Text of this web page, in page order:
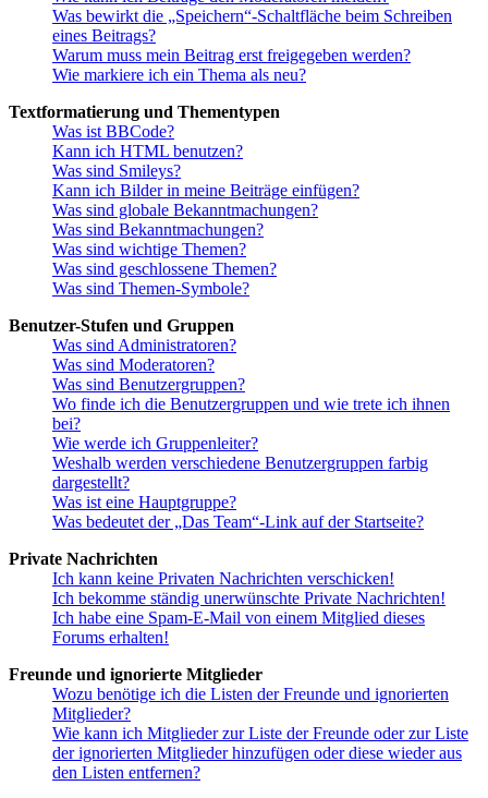
Was bewirkt die „Speichern“-Schaltfläche beim Schreiben
eines Beitrags?
Warum muss mein Beitrag erst freigegeben werden?
Wie markiere ich ein Thema als neu?
Textformatierung und Thementypen
Was ist BBCode?
Kann ich HTML benutzen?
Was sind Smileys?
Kann ich Bilder in meine Beiträge einfügen?
Was sind globale Bekanntmachungen?
Was sind Bekanntmachungen?
Was sind wichtige Themen?
Was sind geschlossene Themen?
Was sind Themen-Symbole?
Benutzer-Stufen und Gruppen
Was sind Administratoren?
Was sind Moderatoren?
Was sind Benutzergruppen?
Wo finde ich die Benutzergruppen und wie trete ich ihnen
bei?
Wie werde ich Gruppenleiter?
Weshalb werden verschiedene Benutzergruppen farbig
dargestellt?
Was ist eine Hauptgruppe?
Was bedeutet der „Das Team“-Link auf der Startseite?
Private Nachrichten
Ich kann keine Privaten Nachrichten verschicken!
Ich bekomme ständig unerwünschte Private Nachrichten!
Ich habe eine Spam-E-Mail von einem Mitglied dieses
Forums erhalten!
Freunde und ignorierte Mitglieder
Wozu benötige ich die Listen der Freunde und ignorierten
Mitglieder?
Wie kann ich Mitglieder zur Liste der Freunde oder zur Liste
der ignorierten Mitglieder hinzufügen oder diese wieder aus
den Listen entfernen?